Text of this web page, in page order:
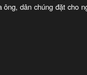
dân chúng đặt cho